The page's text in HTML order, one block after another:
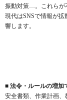
振動対策…。これらが
現代はSNSで情報が
響します。
■ 法令・ルールの増加
安全書類、作業計画